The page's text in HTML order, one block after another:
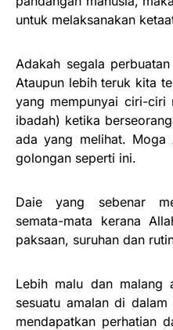
untuk melaksanakan
Adakah segala
Ataupun lebih teruk kita
yang mempunyai ciri-ciri
ibadah) ketika
ada yang melihat. Moga
golongan seperti ini.
Daie yang sebenar
semata-mata kerana
paksaan, suruhan dan
Lebih malu dan malang
sesuatu amalan di
mendapatkan perhatian